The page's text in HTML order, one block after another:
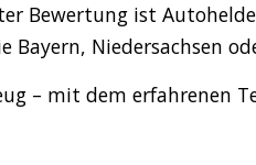
Bewertung ist
Niedersachsen
– mit dem erfahrenen